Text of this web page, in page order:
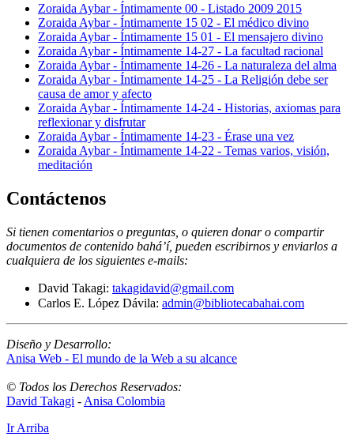
Zoraida Aybar - Íntimamente 00 - Listado 2009 2015
Zoraida Aybar - Íntimamente 15 02 - El médico divino
Zoraida Aybar - Íntimamente 15 01 - El mensajero divino
Zoraida Aybar - Íntimamente 14-27 - La facultad racional
Zoraida Aybar - Íntimamente 14-26 - La naturaleza del alma
Zoraida Aybar - Íntimamente 14-25 - La Religión debe ser
causa de amor y afecto
Zoraida Aybar - Íntimamente 14-24 - Historias, axiomas para
reflexionar y disfrutar
Zoraida Aybar - Íntimamente 14-23 - Érase una vez
Zoraida Aybar - Íntimamente 14-22 - Temas varios, visión,
meditación
Contáctenos
Si tienen comentarios o preguntas, o quieren donar o compartir
documentos de contenido bahá’í, pueden escribirnos y enviarlos a
cualquiera de los siguientes e-mails:
David Takagi: takagidavid@gmail.com
Carlos E. López Dávila: admin@bibliotecabahai.com
Diseño y Desarrollo:
Anisa Web - El mundo de la Web a su alcance
© Todos los Derechos Reservados:
David Takagi - Anisa Colombia
Ir Arriba